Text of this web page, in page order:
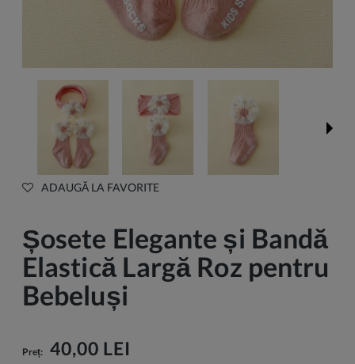
ADAUGĂ LA FAVORITE
Șosete Elegante și Bandă
Elastică Largă Roz pentru
Bebeluși
Preț: 40,00 LEI